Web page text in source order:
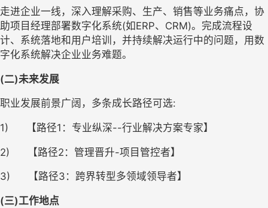
走进企业一线，深入理解采购、生产、销售等业务痛点，协
助项目经理部署数字化系统(如ERP、CRM)。完成流程设
计、系统落地和用户培训，并持续解决运行中的问题，用数
字化系统解决企业业务难题。
(二)未来发展
职业发展前景广阔，多条成长路径可选:
1)      【路径1：专业纵深--行业解决方案专家】
2)      【路径2：管理晋升-项目管控者】
3)      【路径3：跨界转型多领域领导者】
(三)工作地点